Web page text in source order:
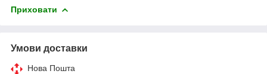
Приховати
Умови доставки
Нова Пошта